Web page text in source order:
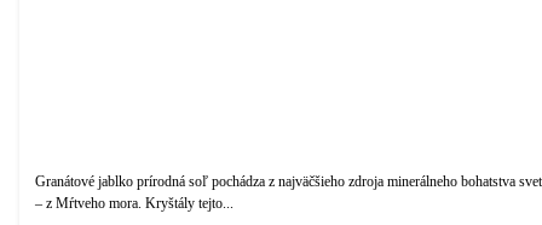
Granátové jablko prírodná soľ pochádza z najväčšieho zdroja minerálneho bohatstva
– z Mŕtveho mora. Kryštály tejto...